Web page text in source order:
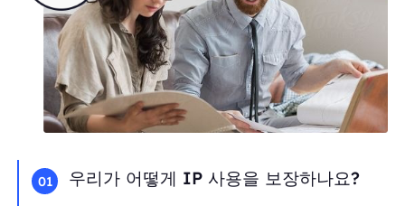
01 우리가 어떻게 IP 사용을 보장하나요?